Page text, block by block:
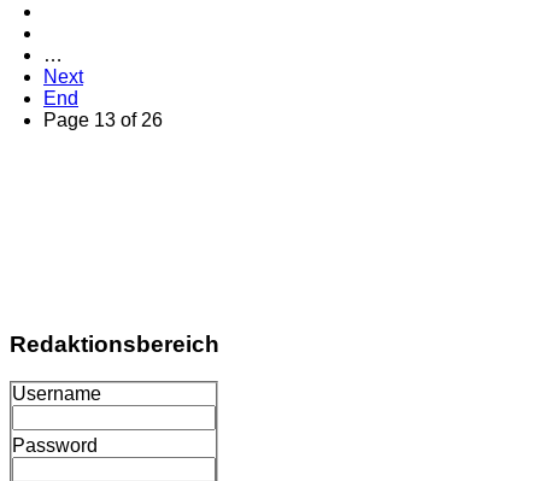
…
Next
End
Page 13 of 26
Redaktionsbereich
Username
Password